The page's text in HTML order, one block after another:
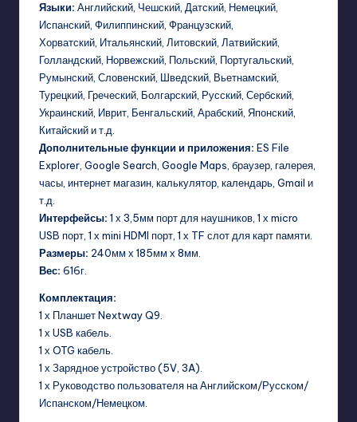
Языки: Английский, Чешский, Датский, Немецкий,
Испанский, Филиппинский, Французский,
Хорватский, Итальянский, Литовский, Латвийский,
Голландский, Норвежский, Польский, Португальский,
Румынский, Словенский, Шведский, Вьетнамский,
Турецкий, Греческий, Болгарский, Русский, Сербский,
Украинский, Иврит, Бенгальский, Арабский, Японский,
Китайский и т.д.
Дополнительные функции и приложения: ES File
Explorer, Google Search, Google Maps, браузер, галерея,
часы, интернет магазин, калькулятор, календарь, Gmail и
т.д.
Интерфейсы: 1 х 3,5мм порт для наушников, 1 х micro
USB порт, 1 х mini HDMI порт, 1 х TF слот для карт памяти.
Размеры: 240мм х 185мм х 8мм.
Вес: 616г.
Комплектация:
1 х Планшет Nextway Q9.
1 х USB кабель.
1 х OTG кабель.
1 х Зарядное устройство (5V, 3A).
1 х Руководство пользователя на Английском/Русском/
Испанском/Немецком.